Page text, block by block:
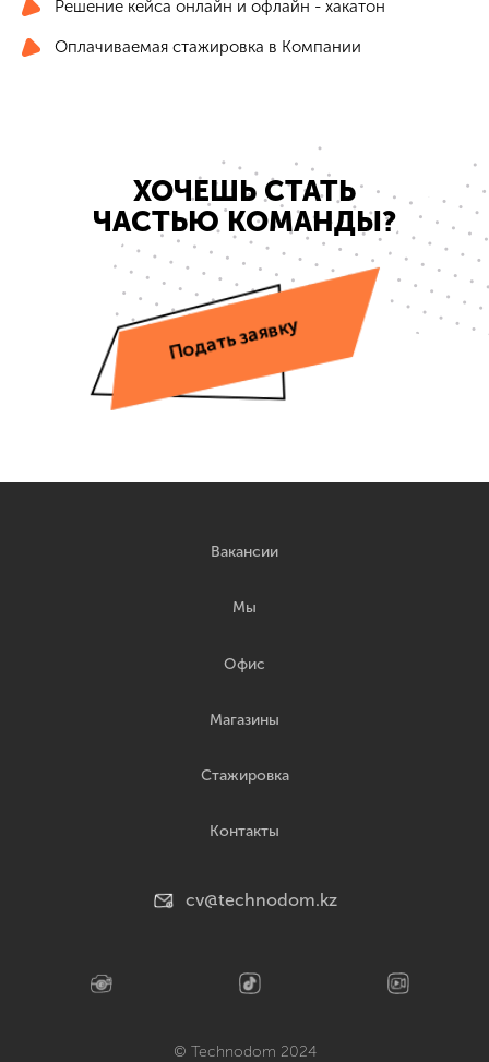
Решение кейса онлайн и офлайн - хакатон
Оплачиваемая стажировка в Компании
ХОЧЕШЬ СТАТЬ
ЧАСТЬЮ КОМАНДЫ?
Подать заявку
Вакансии
Мы
Офис
Магазины
Стажировка
Контакты
cv@technodom.kz
© Technodom 2024